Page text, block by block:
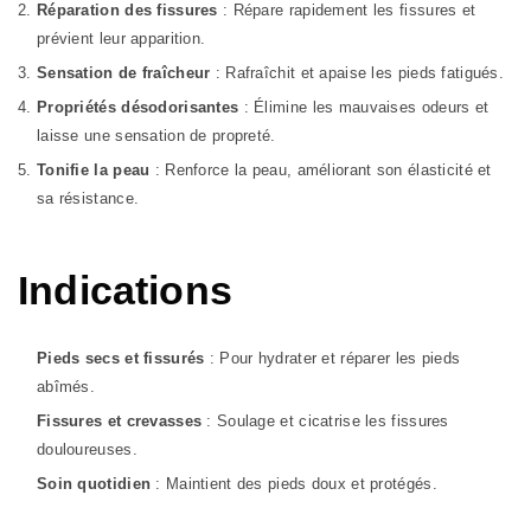
Réparation des fissures : Répare rapidement les fissures et
prévient leur apparition.
Sensation de fraîcheur : Rafraîchit et apaise les pieds fatigués.
Propriétés désodorisantes : Élimine les mauvaises odeurs et
laisse une sensation de propreté.
Tonifie la peau : Renforce la peau, améliorant son élasticité et
sa résistance.
Indications
Pieds secs et fissurés : Pour hydrater et réparer les pieds
abîmés.
Fissures et crevasses : Soulage et cicatrise les fissures
douloureuses.
Soin quotidien : Maintient des pieds doux et protégés.